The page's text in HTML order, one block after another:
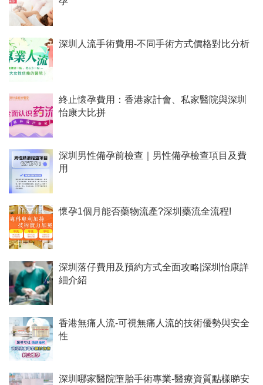
深圳人流手術費用-不同手術方式價格對比分析
終止懷孕費用：香港家計會、私家醫院與深圳
怡康大比拼
深圳男性備孕前檢查｜男性備孕檢查項目及費
用
懷孕1個月能否藥物流產?深圳藥流全流程!
深圳落仔費用及預約方式全面攻略|深圳怡康詳
細介紹
香港無痛人流-可視無痛人流的技術優勢與安全
性
深圳哪家醫院墮胎手術專業-醫療資質點樣睇安